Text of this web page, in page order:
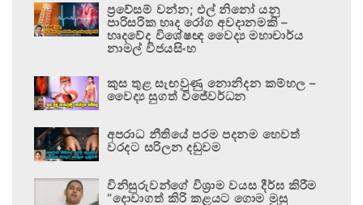
ප්‍රවේසම් වන්න; එල් නිනෝ යනු
පාරිසරික හෘද රෝග අවදානමකි –
හෘදවේද විශේෂඥ වෛද්‍ය මහාචාර්ය
නාමල් විජයසිංහ
කුස තුළ සැඟවුණු නොනිදන කම්හල –
වෛද්‍ය සුගත් විජේවර්ධන
අපරාධ නීතියේ පරම පදනම හෙවත්
වරදට සරිලන දඬුවම
විනිසුරුවන්ගේ විශ්‍රාම වයස දීර්ඝ කිරීම
“දොවාගත් කිරි කළයට ගොම මුසු